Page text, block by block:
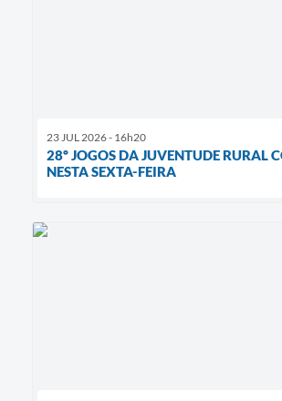
23 JUL 2026 - 16h20
28º JOGOS DA JUVENTUDE RURAL
NESTA SEXTA-FEIRA